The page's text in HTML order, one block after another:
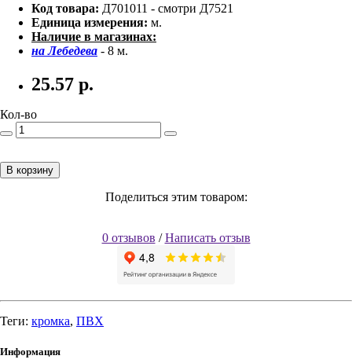
Код товара: Д701011 - смотри Д7521
Единица измерения: м.
Наличие в магазинах:
на Лебедева - 8 м.
25.57 р.
Кол-во
В корзину
Поделиться этим товаром:
0 отзывов /Написать отзыв
Теги: кромка, ПВХ
Информация